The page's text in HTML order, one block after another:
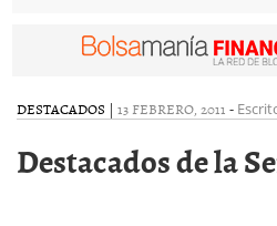
DESTACADOS | 13 FEBRERO, 2011 -
Destacados de la